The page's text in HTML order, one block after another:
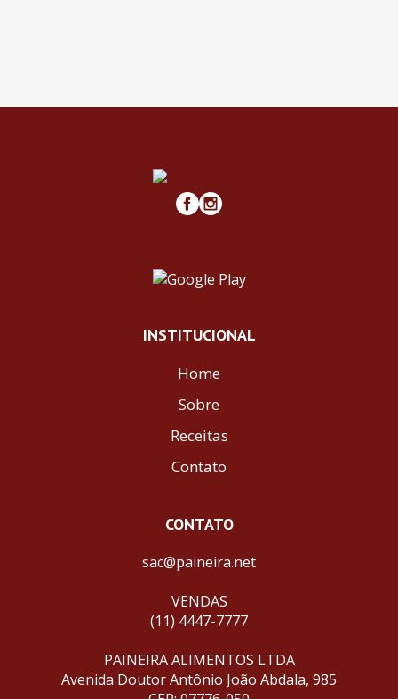
INSTITUCIONAL
Home
Sobre
Receitas
Contato
CONTATO
sac@paineira.net
VENDAS
(11) 4447-7777
PAINEIRA ALIMENTOS LTDA
Avenida Doutor Antônio João Abdala, 985